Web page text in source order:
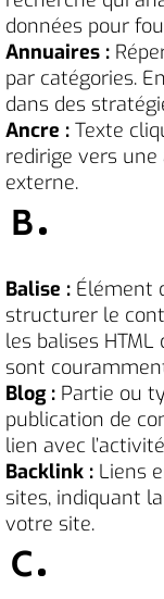
données pour
Annuaires :
par catégories.
dans des
Ancre : Texte
redirige vers
externe.
B
Balise : Élément
structurer le
les balises
sont
Blog : Partie ou
publication de
lien avec
Backlink : Liens
sites, indiquant
votre site.
C